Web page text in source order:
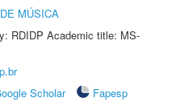
MÚSICA
RDIDP Academic title: MS-
Scholar
Fapesp